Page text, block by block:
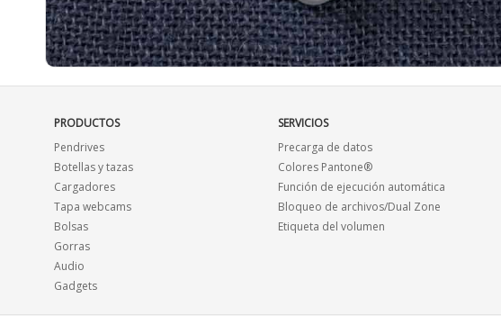
PRODUCTOS
Pendrives
Botellas y tazas
Cargadores
Tapa webcams
Bolsas
Gorras
Audio
Gadgets
SERVICIOS
Precarga de datos
Colores Pantone®
Función de ejecución automática
Bloqueo de archivos/Dual Zone
Etiqueta del volumen